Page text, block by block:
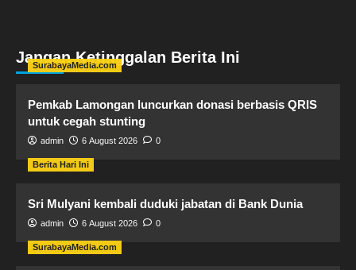
Jangan Ketinggalan Berita Ini
SurabayaMedia.com
Pemkab Lamongan luncurkan donasi berbasis QRIS
untuk cegah stunting
admin 6 August 2026 0
Berita Hari Ini
Sri Mulyani kembali duduki jabatan di Bank Dunia
admin 6 August 2026 0
SurabayaMedia.com